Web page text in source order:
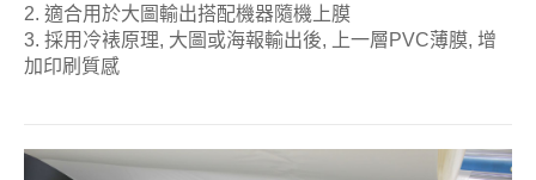
2. 適合用於大圖輸出搭配機器隨機上膜
3. 採用冷裱原理, 大圖或海報輸出後, 上一層PVC薄膜, 增
加印刷質感